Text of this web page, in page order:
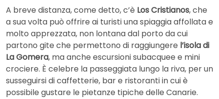
A breve distanza, come detto, c’è Los Cristianos, che
a sua volta può offrire ai turisti una spiaggia affollata e
molto apprezzata, non lontana dal porto da cui
partono gite che permettono di raggiungere l’isola di
La Gomera, ma anche escursioni subacquee e mini
crociere. È celebre la passeggiata lungo la riva, per un
susseguirsi di caffetterie, bar e ristoranti in cui è
possibile gustare le pietanze tipiche delle Canarie.